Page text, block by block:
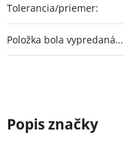
Tolerancia/priemer:
Položka bola vypredaná…